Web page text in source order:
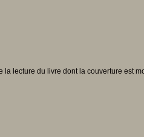
lecture du livre dont la couverture est